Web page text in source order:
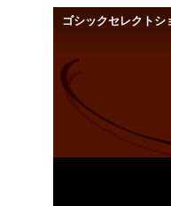
ゴシックセレクト